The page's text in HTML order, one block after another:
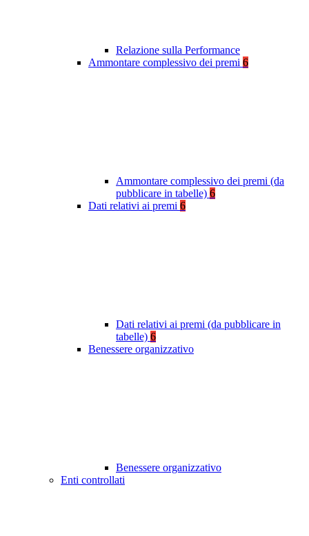
Relazione sulla Performance
Ammontare complessivo dei premi 6
Ammontare complessivo dei premi (da
pubblicare in tabelle) 6
Dati relativi ai premi 6
Dati relativi ai premi (da pubblicare in
tabelle) 6
Benessere organizzativo
Benessere organizzativo
Enti controllati